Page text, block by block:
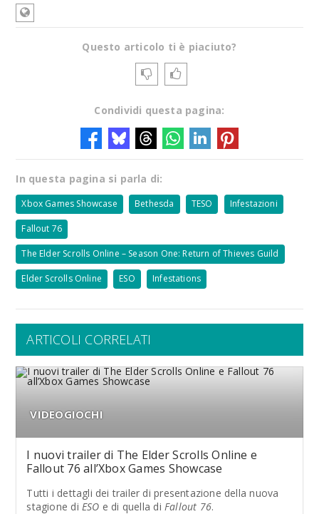
Questo articolo ti è piaciuto?
Condividi questa pagina:
In questa pagina si parla di:
Xbox Games Showcase Bethesda TESO Infestazioni
Fallout 76
The Elder Scrolls Online – Season One: Return of Thieves Guild
Elder Scrolls Online ESO Infestations
ARTICOLI CORRELATI
VIDEOGIOCHI
I nuovi trailer di The Elder Scrolls Online e
Fallout 76 all’Xbox Games Showcase
Tutti i dettagli dei trailer di presentazione della nuova
stagione di ESO e di quella di Fallout 76.